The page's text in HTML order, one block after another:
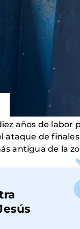
años de labor
ataque de
antigua de la